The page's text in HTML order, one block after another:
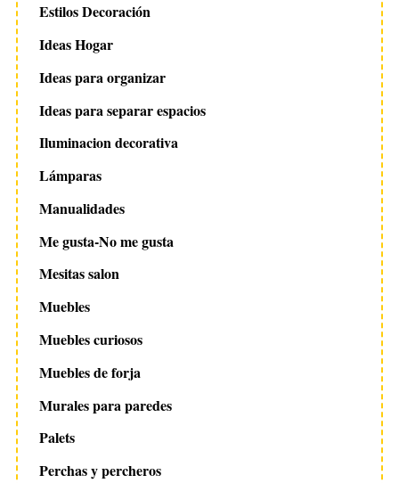
Estilos Decoración
Ideas Hogar
Ideas para organizar
Ideas para separar espacios
Iluminacion decorativa
Lámparas
Manualidades
Me gusta-No me gusta
Mesitas salon
Muebles
Muebles curiosos
Muebles de forja
Murales para paredes
Palets
Perchas y percheros